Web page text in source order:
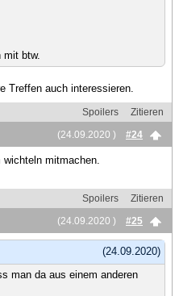
mit btw.
Treffen auch interessieren.
Spoilers
Zitieren
(24.09.2020 )
#24
mitmachen.
Spoilers
Zitieren
(24.09.2020 )
#25
(24.09.2020)
man da aus einem anderen